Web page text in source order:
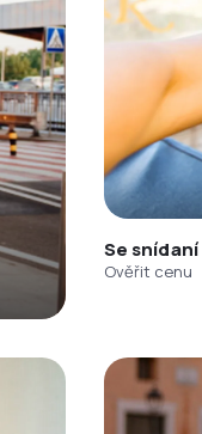
Se snídaní
Ověřit cenu